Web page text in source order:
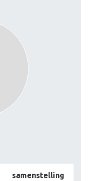
samenstelling